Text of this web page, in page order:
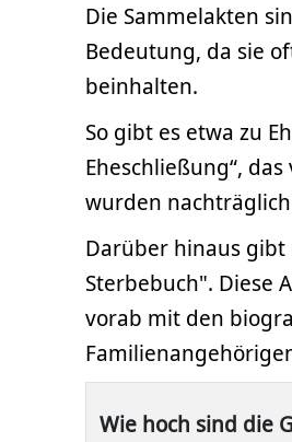
Die Sammelakten
Bedeutung, da sie
beinhalten.
So gibt es etwa zu
Eheschließung“,
wurden
Darüber hinaus gibt
Sterbebuch". Diese
vorab mit den
Wie hoch sind die